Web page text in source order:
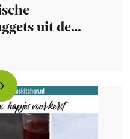
uit de